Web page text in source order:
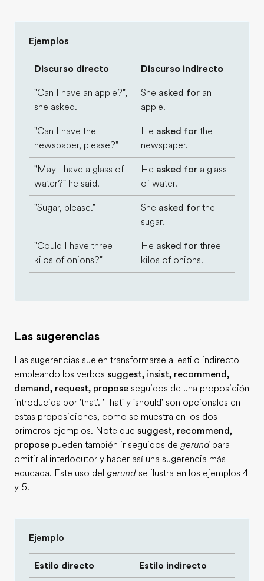
Ejemplos
Discurso directo Discurso indirecto
"Can I have an apple?",
she asked.
She asked for an
apple.
"Can I have the
newspaper, please?"
He asked for the
newspaper.
"May I have a glass of
water?" he said.
He asked for a glass
of water.
"Sugar, please." She asked for the
sugar.
"Could I have three
kilos of onions?"
He asked for three
kilos of onions.
Las sugerencias
Las sugerencias suelen transformarse al estilo indirecto
empleando los verbos suggest, insist, recommend,
demand, request, propose seguidos de una proposición
introducida por 'that'. 'That' y 'should' son opcionales en
estas proposiciones, como se muestra en los dos
primeros ejemplos. Note que suggest, recommend,
propose pueden también ir seguidos de gerund para
omitir al interlocutor y hacer así una sugerencia más
educada. Este uso del gerund se ilustra en los ejemplos 4
y 5.
Ejemplo
Estilo directo Estilo indirecto